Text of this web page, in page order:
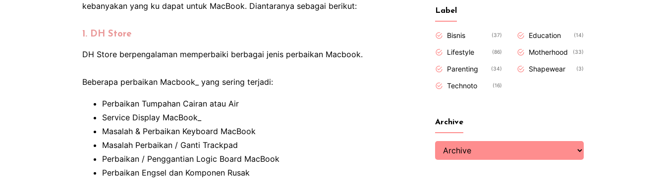
kebanyakan yang ku dapat untuk MacBook. Diantaranya sebagai berikut:
1. DH Store
DH Store berpengalaman memperbaiki berbagai jenis perbaikan Macbook.
Beberapa perbaikan Macbook_ yang sering terjadi:
Perbaikan Tumpahan Cairan atau Air
Service Display MacBook_
Masalah & Perbaikan Keyboard MacBook
Masalah Perbaikan / Ganti Trackpad
Perbaikan / Penggantian Logic Board MacBook
Perbaikan Engsel dan Komponen Rusak
Label
Bisnis 37 Education 14
Lifestyle 86 Motherhood 33
Parenting 34 Shapewear 3
Technoto 16
Archive